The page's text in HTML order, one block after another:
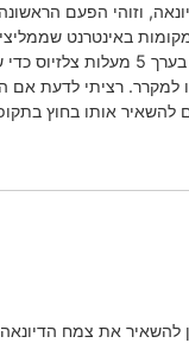
וזוהי הפעם
באינטרנט
הצמח בטמפרטורה של בערך 5
למקרר. רציתי לדעת אם
להשאיר אותו בחוץ
להשאיר את צמח